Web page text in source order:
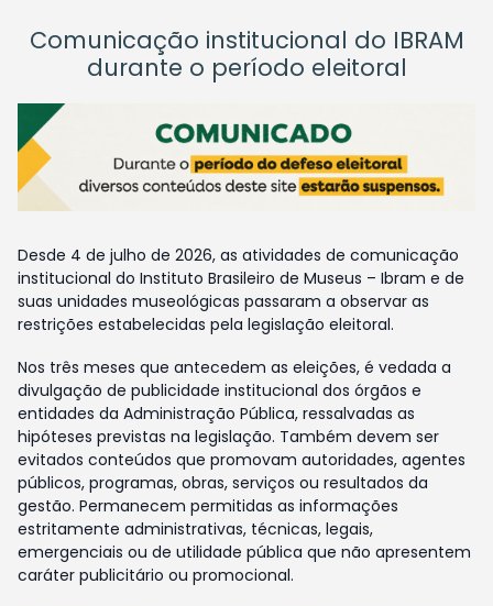
Comunicação institucional do IBRAM
durante o período eleitoral
Desde 4 de julho de 2026, as atividades de comunicação
institucional do Instituto Brasileiro de Museus – Ibram e de
suas unidades museológicas passaram a observar as
restrições estabelecidas pela legislação eleitoral.
Nos três meses que antecedem as eleições, é vedada a
divulgação de publicidade institucional dos órgãos e
entidades da Administração Pública, ressalvadas as
hipóteses previstas na legislação. Também devem ser
evitados conteúdos que promovam autoridades, agentes
públicos, programas, obras, serviços ou resultados da
gestão. Permanecem permitidas as informações
estritamente administrativas, técnicas, legais,
emergenciais ou de utilidade pública que não apresentem
caráter publicitário ou promocional.